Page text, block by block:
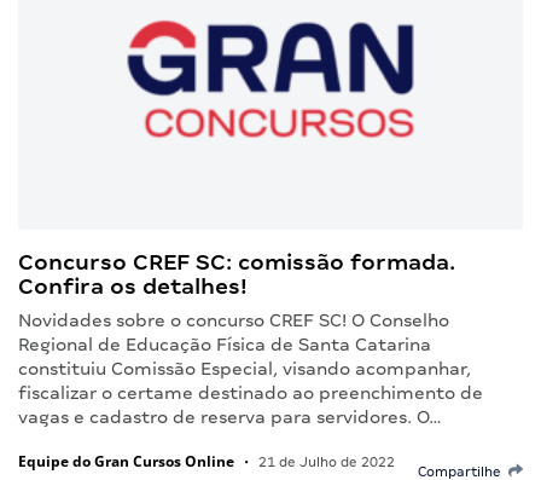
Concurso CREF SC: comissão formada.
Confira os detalhes!
Novidades sobre o concurso CREF SC! O Conselho
Regional de Educação Física de Santa Catarina
constituiu Comissão Especial, visando acompanhar,
fiscalizar o certame destinado ao preenchimento de
vagas e cadastro de reserva para servidores. O…
Equipe do Gran Cursos Online • 21 de Julho de 2022
Compartilhe